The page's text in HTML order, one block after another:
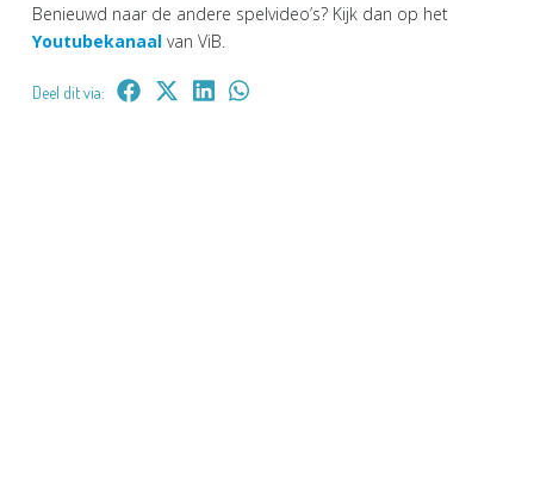
Benieuwd naar de andere spelvideo’s? Kijk dan op het
Youtubekanaal van ViB.
Deel dit via: